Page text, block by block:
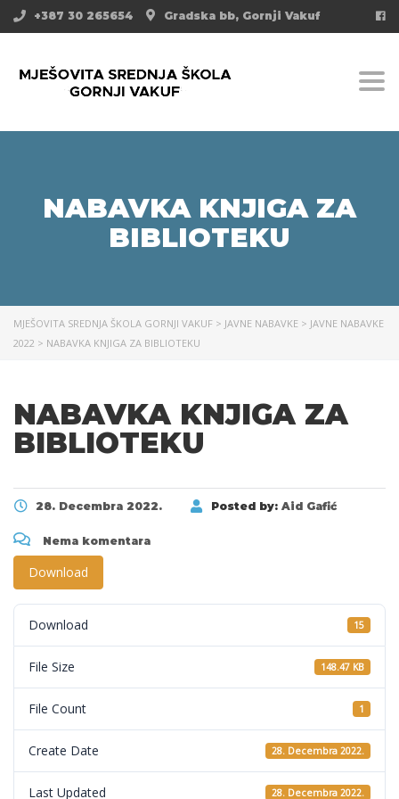
Gradska bb, Gornji Vakuf
+387 30 265654
NABAVKA KNJIGA ZA
BIBLIOTEKU
MJEŠOVITA SREDNJA ŠKOLA GORNJI VAKUF > JAVNE NABAVKE > JAVNE NABAVKE
2022 > NABAVKA KNJIGA ZA BIBLIOTEKU
NABAVKA KNJIGA ZA
BIBLIOTEKU
28. Decembra 2022. Posted by: Aid Gafić
Nema komentara
Download
Download 15
File Size 148.47 KB
File Count 1
Create Date 28. Decembra 2022.
Last Updated 28. Decembra 2022.